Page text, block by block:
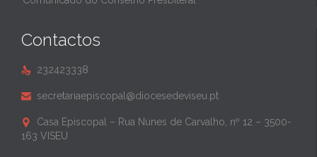
Contactos
 232423338
 secretariaepiscopal@diocesedeviseu.pt

Casa Episcopal – Rua Nunes de Carvalho, nº 12 – 3500-
163 VISEU